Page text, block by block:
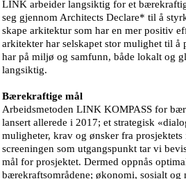
LINK arbeider langsiktig for et
seg gjennom Architects Declare* til å
skape arkitektur som har en mer positiv
arkitekter har selskapet stor mulighet til å
har på miljø og samfunn, både lokalt og
langsiktig.
Bærekraftige mål
Arbeidsmetoden LINK KOMPASS for
lansert allerede i 2017; et strategisk
muligheter, krav og ønsker fra prosjektets
screeningen som utgangspunkt tar vi
mål for prosjektet. Dermed oppnås
bærekraftsområdene; økonomi, sosialt